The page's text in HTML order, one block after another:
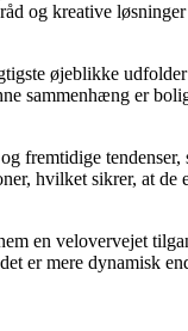
og kreative
øjeblikke
sammenhæng er
fremtidige tendenser,
hvilket sikrer, at
en velovervejet
er mere dynamisk